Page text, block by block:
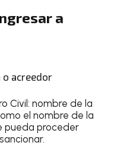
a
o acreedor
Civil: nombre de la
el nombre de la
pueda proceder